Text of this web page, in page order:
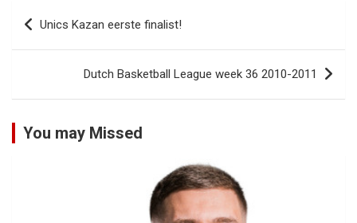
Bericht
navigatie
Unics Kazan eerste finalist!
Dutch Basketball League week 36 2010-2011
You may Missed